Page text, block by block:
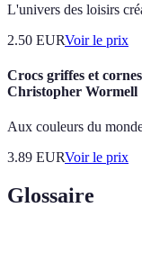
L'univers des loisirs
2.50 EURVoir le prix
Crocs griffes et
Christopher Wormell
Aux couleurs du
3.89 EURVoir le prix
Glossaire